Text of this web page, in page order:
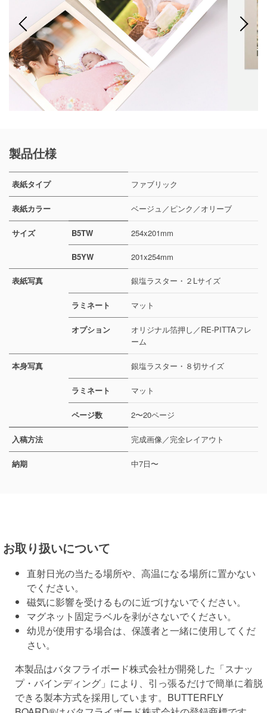
製品仕様
表紙タイプ ファブリック
表紙カラー ベージュ／ピンク／オリーブ
サイズ B5TW 254x201mm
B5YW 201x254mm
表紙写真 銀塩ラスター・２Lサイズ
ラミネート マット
オプション
オリジナル箔押し／RE-PITTAフレ
ーム
本身写真 銀塩ラスター・８切サイズ
ラミネート マット
ページ数 2〜20ページ
入稿方法 完成画像／完全レイアウト
納期 中7日〜
お取り扱いについて
直射日光の当たる場所や、高温になる場所に置かない
でください。
磁気に影響を受けるものに近づけないでください。
マグネット固定ラベルを剥がさないでください。
幼児が使用する場合は、保護者と一緒に使用してくだ
さい。
本製品はバタフライボード株式会社が開発した「スナッ
プ・バインディング」により、引っ張るだけで簡単に着脱
できる製本方式を採用しています。BUTTERFLY